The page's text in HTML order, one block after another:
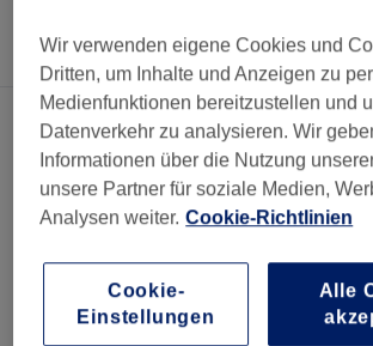
Sortieren nach Beliebiger Preis
2 Salons die anbieten: nägel auffüllen in Hardtberg,
Wir verwenden eigene Cookies und
Dritten, um Inhalte und Anzeigen zu
Medienfunktionen bereitzustellen und
Datenverkehr zu analysieren. Wir
Informationen über die Nutzung
unsere Partner für soziale Medien,
Analysen weiter. Cookie-Richtlinien
Cookie-
Einstellungen
Alle